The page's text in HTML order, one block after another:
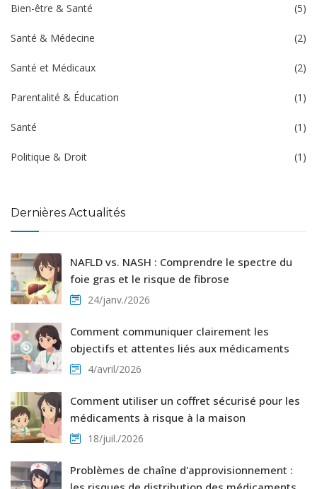
Bien-être & Santé (5)
Santé & Médecine (2)
Santé et Médicaux (2)
Parentalité & Éducation (1)
Santé (1)
Politique & Droit (1)
Dernières Actualités
NAFLD vs. NASH : Comprendre le spectre du
foie gras et le risque de fibrose
24/janv./2026
Comment communiquer clairement les
objectifs et attentes liés aux médicaments
4/avril/2026
Comment utiliser un coffret sécurisé pour les
médicaments à risque à la maison
18/juil./2026
Problèmes de chaîne d'approvisionnement :